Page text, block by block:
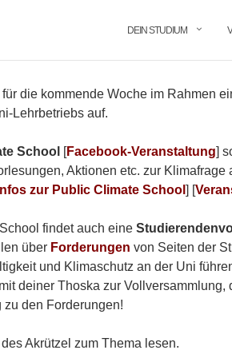
DEIN STUDIUM
die kommende Woche im Rahmen
Lehrbetriebs auf.
School [Facebook-Veranstaltung]
Aktionen etc. zur Klimafrage
zur Public Climate School ] [
findet auch eine
über Forderungen von Seiten der
und Klimaschutz an der Uni
deiner Thoska zur Vollversammlung,
den Forderungen!
Akrützel zum Thema lesen.